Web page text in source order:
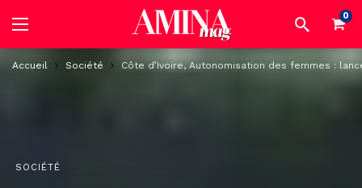
0
Accueil Société Côte d’Ivoire, Autonomisation des femmes :
SOCIÉTÉ